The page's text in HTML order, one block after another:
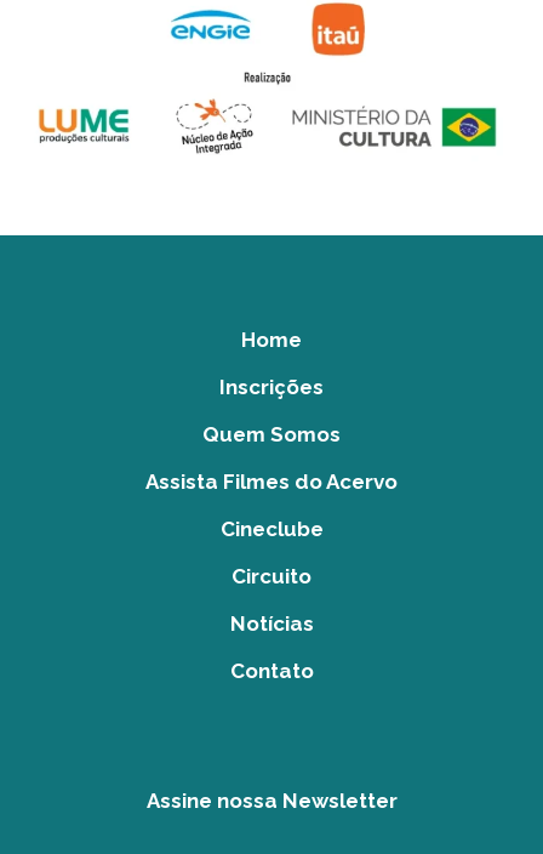
Home
Inscrições
Quem Somos
Assista Filmes do Acervo
Cineclube
Circuito
Notícias
Contato
Assine nossa Newsletter